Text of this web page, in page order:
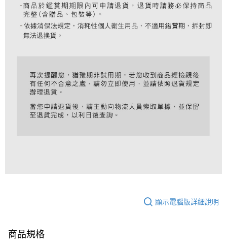
顯示電腦版詳細說明
商品規格